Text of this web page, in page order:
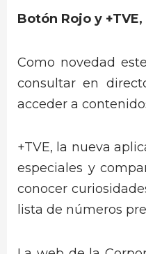
Botón Rojo y
Como novedad
consultar en
acceder a
+TVE, la nueva
especiales y
conocer
lista de números